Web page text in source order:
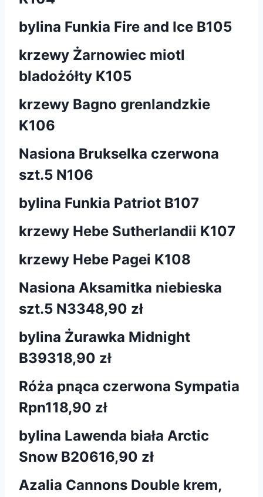
bylina Funkia Fire and Ice B105
krzewy Żarnowiec miotl
bladożółty K105
krzewy Bagno grenlandzkie
K106
Nasiona Brukselka czerwona
szt.5 N106
bylina Funkia Patriot B107
krzewy Hebe Sutherlandii K107
krzewy Hebe Pagei K108
Nasiona Aksamitka niebieska
szt.5 N3348,90 zł
bylina Żurawka Midnight
B39318,90 zł
Róża pnąca czerwona Sympatia
Rpn118,90 zł
bylina Lawenda biała Arctic
Snow B20616,90 zł
Azalia Cannons Double krem,